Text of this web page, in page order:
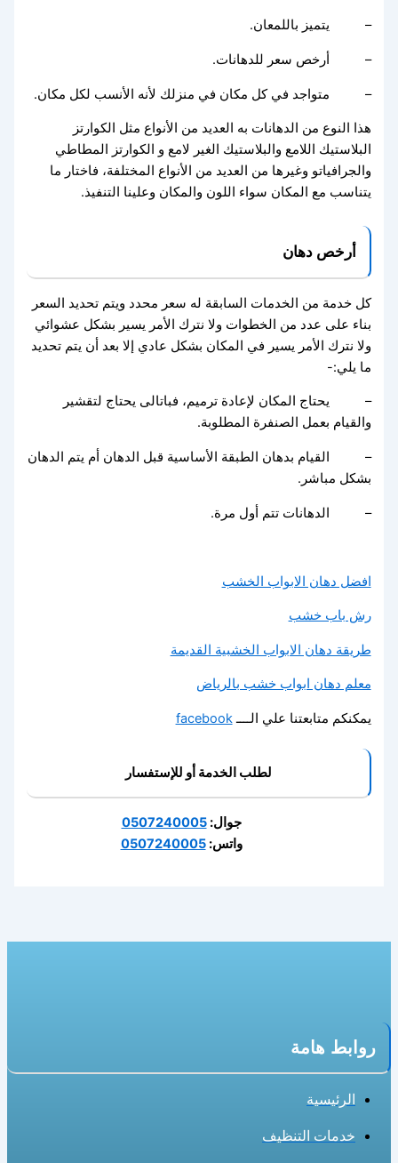
– يتميز باللمعان.
– أرخص سعر للدهانات.
– متواجد في كل مكان في منزلك لأنه الأنسب لكل مكان.
هذا النوع من الدهانات به العديد من الأنواع مثل الكوارتز
البلاستيك اللامع والبلاستيك الغير لامع و الكوارتز المطاطي
والجرافياتو وغيرها من العديد من الأنواع المختلفة، فاختار ما
يتناسب مع المكان سواء اللون والمكان وعلينا التنفيذ.
أرخص دهان
كل خدمة من الخدمات السابقة له سعر محدد ويتم تحديد السعر
بناء على عدد من الخطوات ولا نترك الأمر يسير بشكل عشوائي
ولا نترك الأمر يسير في المكان بشكل عادي إلا بعد أن يتم تحديد
ما يلي:-
– يحتاج المكان لإعادة ترميم، فباتالى يحتاج لتقشير
والقيام بعمل الصنفرة المطلوبة.
– القيام بدهان الطبقة الأساسية قبل الدهان أم يتم الدهان
بشكل مباشر.
– الدهانات تتم أول مرة.
افضل دهان الابواب الخشب
رش باب خشب
طريقة دهان الابواب الخشبية القديمة
معلم دهان ابواب خشب بالرياض
يمكنكم متابعتنا علي الــــfacebook
لطلب الخدمة أو للإستفسار
جوال:0507240005
واتس:0507240005
روابط هامة
الرئيسية
خدمات التنظيف